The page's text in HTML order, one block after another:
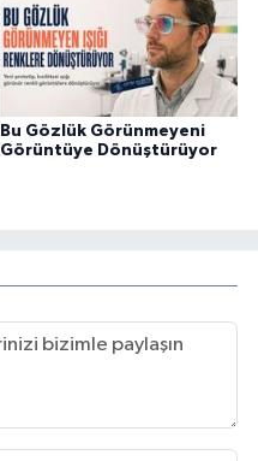
Bu Gözlük Görünmeyeni
Görüntüye Dönüştürüyor